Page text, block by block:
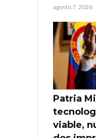
agosto 7, 2026
Patria
viable,